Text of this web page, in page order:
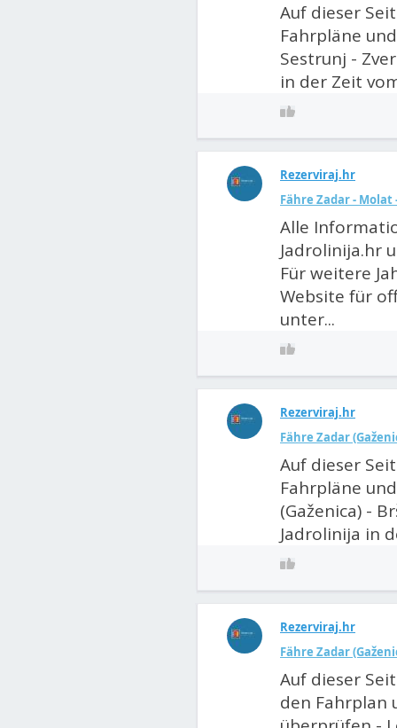
Auf dieser
Fahrpläne
Sestrunj -
in der Zeit
Rezerviraj.hr
Fähre Zadar -
Alle
Jadrolinija.hr
Für weitere
Website für
unter...
Rezerviraj.hr
Fähre Zadar
Auf dieser
Fahrpläne
(Gaženica) -
Jadrolinija in
Rezerviraj.hr
Fähre Zadar
Auf dieser
den Fahrplan